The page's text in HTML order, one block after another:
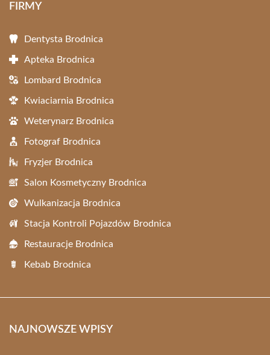
FIRMY
Dentysta Brodnica
Apteka Brodnica
Lombard Brodnica
Kwiaciarnia Brodnica
Weterynarz Brodnica
Fotograf Brodnica
Fryzjer Brodnica
Salon Kosmetyczny Brodnica
Wulkanizacja Brodnica
Stacja Kontroli Pojazdów Brodnica
Restauracje Brodnica
Kebab Brodnica
NAJNOWSZE WPISY